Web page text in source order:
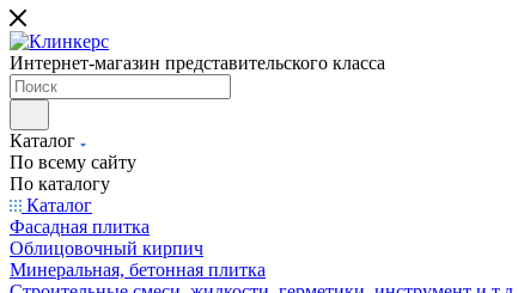
Интернет-магазин представительского класса
Каталог
По всему сайту
По каталогу
Каталог
Фасадная плитка
Облицовочный кирпич
Минеральная, бетонная плитка